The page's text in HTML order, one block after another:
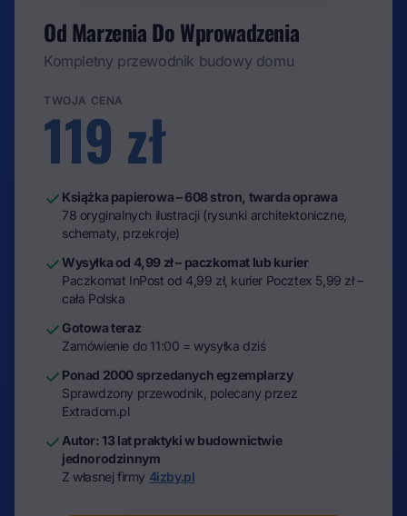
Od Marzenia Do Wprowadzenia
Kompletny przewodnik budowy domu
TWOJA CENA
119 zł
Książka papierowa – 608 stron, twarda oprawa
78 oryginalnych ilustracji (rysunki architektoniczne,
schematy, przekroje)
Wysyłka od 4,99 zł – paczkomat lub kurier
Paczkomat InPost od 4,99 zł, kurier Pocztex 5,99 zł –
cała Polska
Gotowa teraz
Zamówienie do 11:00 = wysyłka dziś
Ponad 2000 sprzedanych egzemplarzy
Sprawdzony przewodnik, polecany przez
Extradom.pl
Autor: 13 lat praktyki w budownictwie
jednorodzinnym
Z własnej firmy 4izby.pl